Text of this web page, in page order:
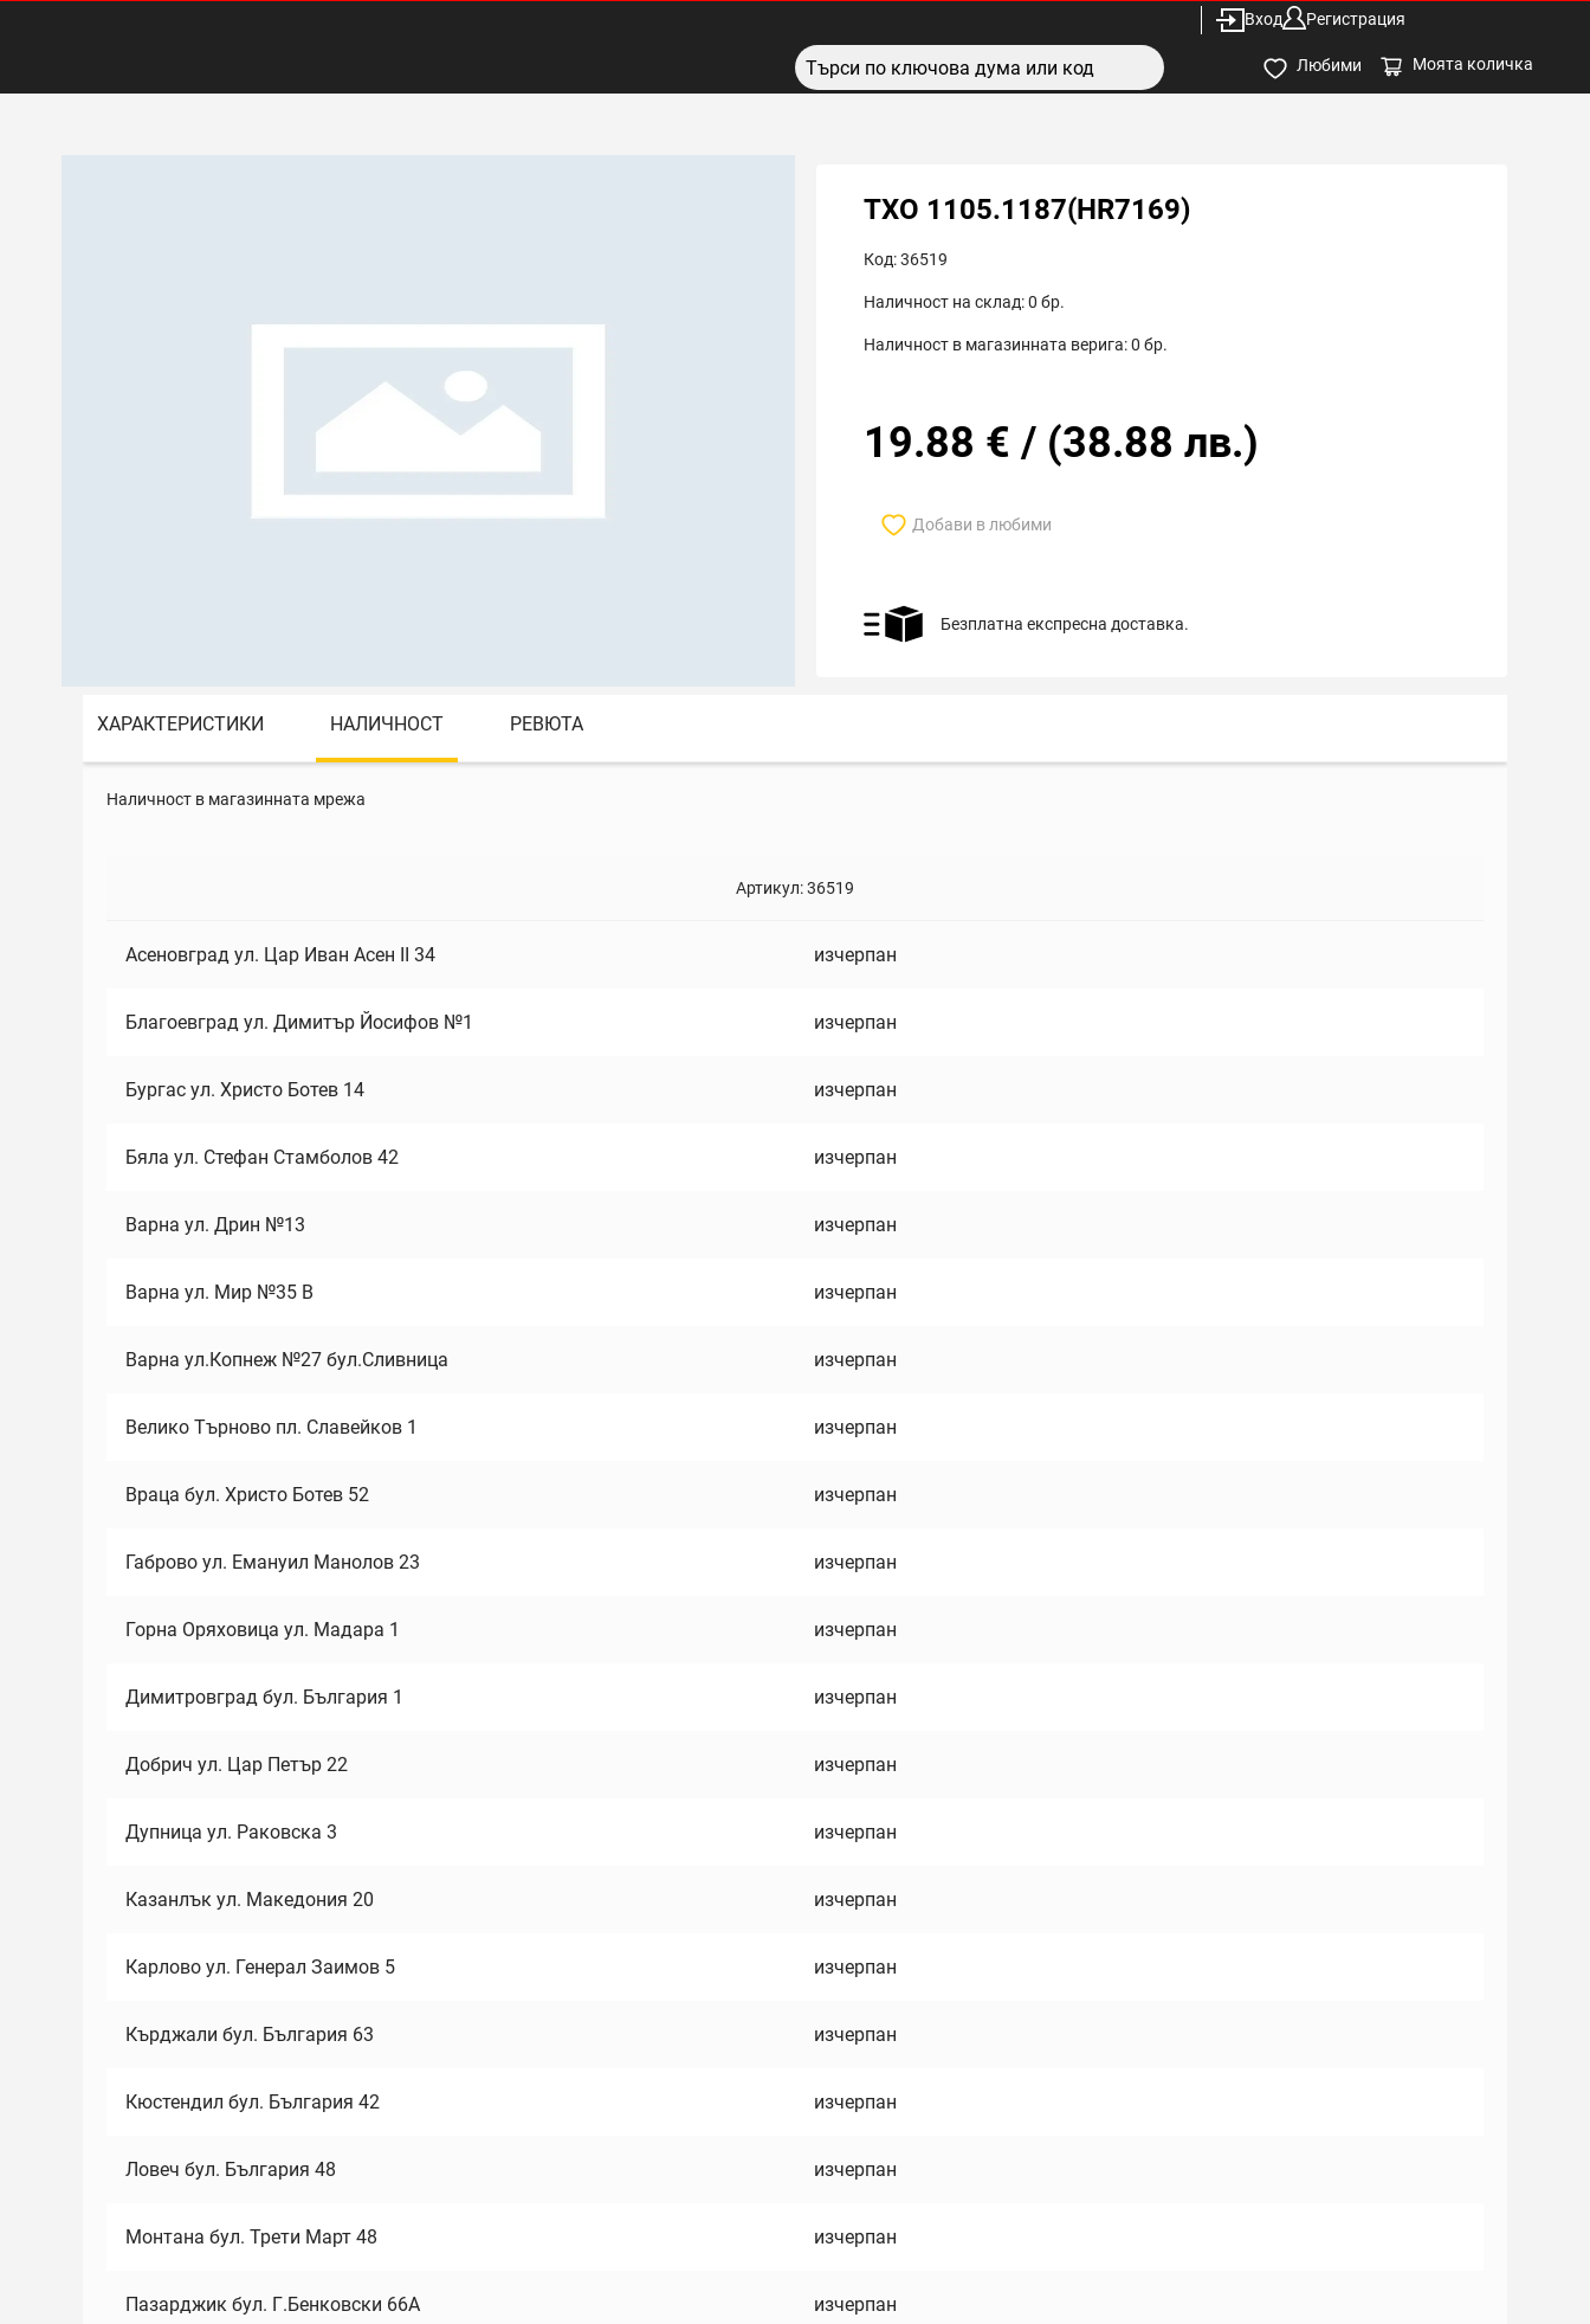
Вход Регистрация
Любими Моята количка
TXO 1105.1187(HR7169)
Код:36519
Наличност на склад:0 бр.
Наличност в магазинната верига:0 бр.
19.88 € / (38.88 лв.)
Добави в любими
Безплатна експресна доставка.
ХАРАКТЕРИСТИКИ НАЛИЧНОСТ РЕВЮТА
Наличност в магазинната мрежа
Артикул:36519
Асеновград ул. Цар Иван Асен II 34 изчерпан
Благоевград ул. Димитър Йосифов №1 изчерпан
Бургас ул. Христо Ботев 14 изчерпан
Бяла ул. Стефан Стамболов 42 изчерпан
Варна ул. Дрин №13 изчерпан
Варна ул. Мир №35 В изчерпан
Варна ул.Копнеж №27 бул.Сливница изчерпан
Велико Търново пл. Славейков 1 изчерпан
Враца бул. Христо Ботев 52 изчерпан
Габрово ул. Емануил Манолов 23 изчерпан
Горна Оряховица ул. Мадара 1 изчерпан
Димитровград бул. България 1 изчерпан
Добрич ул. Цар Петър 22 изчерпан
Дупница ул. Раковска 3 изчерпан
Казанлък ул. Македония 20 изчерпан
Карлово ул. Генерал Заимов 5 изчерпан
Кърджали бул. България 63 изчерпан
Кюстендил бул. България 42 изчерпан
Ловеч бул. България 48 изчерпан
Монтана бул. Трети Март 48 изчерпан
Пазарджик бул. Г.Бенковски 66А изчерпан